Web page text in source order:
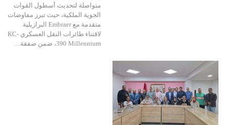
متواصلة لتحديث أسطول القوات
الجوية الملكية، حيث تبرز مفاوضات
متقدمة مع Embraer البرازيلية
لاقتناء طائرات النقل العسكري KC-
390 Millennium، ضمن صفقة…